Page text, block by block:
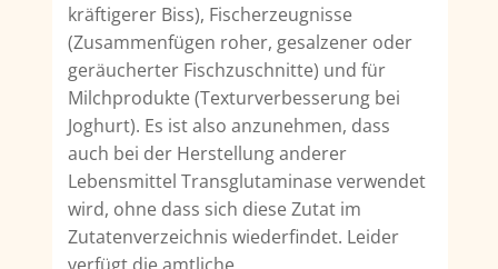
kräftigerer Biss), Fischerzeugnisse
(Zusammenfügen roher, gesalzener oder
geräucherter Fischzuschnitte) und für
Milchprodukte (Texturverbesserung bei
Joghurt). Es ist also anzunehmen, dass
auch bei der Herstellung anderer
Lebensmittel Transglutaminase verwendet
wird, ohne dass sich diese Zutat im
Zutatenverzeichnis wiederfindet. Leider